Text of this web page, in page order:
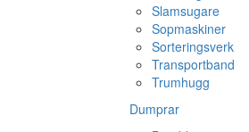
Slamsugare
Sopmaskiner
Sorteringsverk
Transportband
Trumhugg
Dumprar